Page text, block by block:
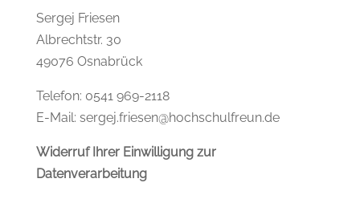
Sergej Friesen
Albrechtstr. 30
49076 Osnabrück
Telefon: 0541 969-2118
E-Mail: sergej.friesen@hochschulfreun.de
Widerruf Ihrer Einwilligung zur
Datenverarbeitung